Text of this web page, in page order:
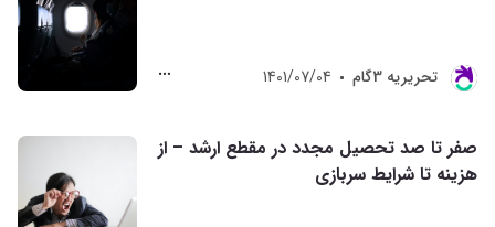
تحريريه 3گام 1401/07/04
صفر تا صد تحصیل مجدد در مقطع ارشد – از
هزینه تا شرایط سربازی